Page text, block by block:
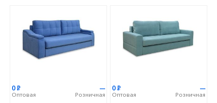
0Р
Оптовая
—
Розничная
0Р
Оптовая
—
Розничная